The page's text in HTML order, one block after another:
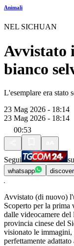
Animali
NEL SICHUAN
Avvistato
bianco
L'esemplare era stato
23 Mag 2026 - 18:14
23 Mag 2026 - 18:14
00:53
Segui su
whatsapp discover
Avvistato (di nuovo)
Scoperto per la prima
dalle videocamere del
provincia cinese del
visionato le immagini,
perfettamente